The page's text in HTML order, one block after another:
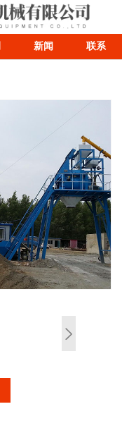
新闻 联系